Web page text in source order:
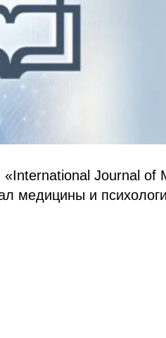
Journal of
медицины и